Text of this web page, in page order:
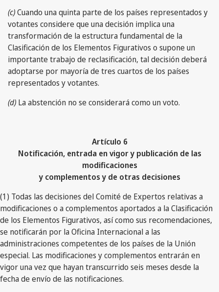
(c)Cuando una quinta parte de los países representados y
votantes considere que una decisión implica una
transformación de la estructura fundamental de la
Clasificación de los Elementos Figurativos o supone un
importante trabajo de reclasificación, tal decisión deberá
adoptarse por mayoría de tres cuartos de los países
representados y votantes.
(d) La abstención no se considerará como un voto.
Artículo 6
Notificación, entrada en vigor y publicación de las
modificaciones
y complementos y de otras decisiones
(1) Todas las decisiones del Comité de Expertos relativas a
modificaciones o a complementos aportados a la Clasificación
de los Elementos Figurativos, así como sus recomendaciones,
se notificarán por la Oficina Internacional a las
administraciones competentes de los países de la Unión
especial. Las modificaciones y complementos entrarán en
vigor una vez que hayan transcurrido seis meses desde la
fecha de envío de las notificaciones.